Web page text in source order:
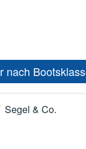
das Dropdown
nach
Segel & Co.